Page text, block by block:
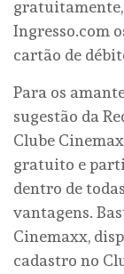
Ingresso.com
cartão de
Para os
sugestão da
Clube
gratuito e
dentro de
vantagens.
Cinemaxx,
cadastro no